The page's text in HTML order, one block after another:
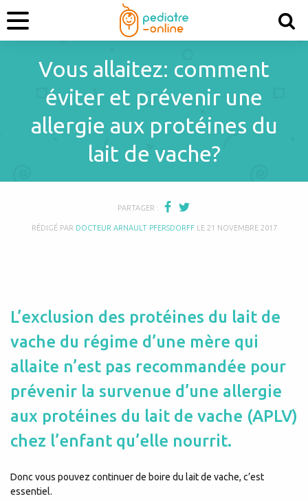
Vous allaitez: comment
éviter et prévenir une
allergie aux protéines du
lait de vache?
PARTAGER :
RÉDIGÉ PAR DOCTEUR ARNAULT PFERSDORFFLE 21 NOVEMBRE 2017
L’exclusion des protéines du lait de
vache du régime d’une mère qui
allaite n’est pas recommandée pour
prévenir la survenue d’une allergie
aux protéines du lait de vache (APLV)
chez l’enfant qu’elle nourrit.
Donc vous pouvez continuer de boire du lait de vache, c’est
essentiel.